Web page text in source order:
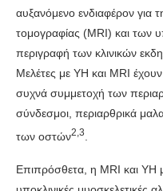
αυξανόμενο ενδιαφέρον για
τομογραφίας (MRI) και
περιγραφή των κλινικών
Μελέτες με ΥΗ και MRI έχουν
συχνά συμμετοχή των
σύνδεσμοι, περιαρθρικά
των οστών2,3
Επιπρόσθετα, η MRI και